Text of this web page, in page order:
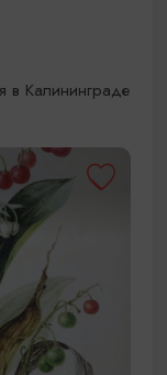
в Калининграде